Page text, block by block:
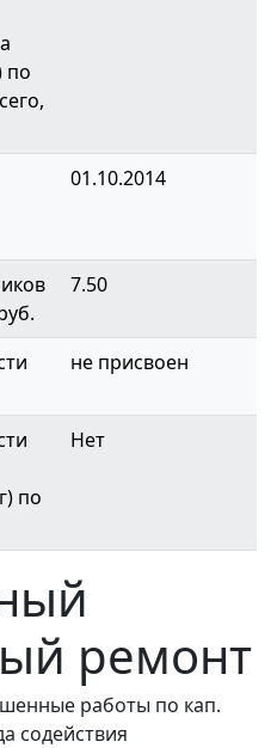
по
01.10.2014
7.50
не присвоен
по
Нет
ремонт
работы по кап.
содействия